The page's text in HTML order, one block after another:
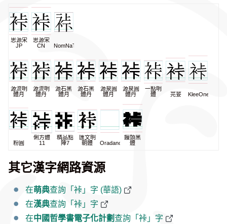
思源宋
JP
思源宋
CN
NomNaTong
源流明
體月
源流明
體丹
源石黑
體月
源石黑
體丹
源泉圓
體月
源泉圓
體丹
一點明
體
芫荽 KleeOne
粉圓
俐方體
11
精品點
陣7
匯文明
朝體
Oradano
饅頭黑
體
其它漢字網路資源
在萌典查詢「裃」字 (華語)
在漢典查詢「裃」字
在中國哲學書電子化計劃查詢「裃」字